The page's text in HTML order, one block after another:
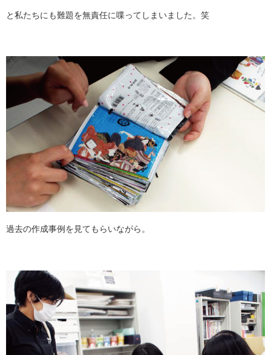
と私たちにも難題を無責任に喋ってしまいました。笑
過去の作成事例を見てもらいながら。